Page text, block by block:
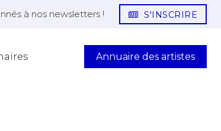
à nos newsletters ! S'INSCRIRE
Annuaire des artistes